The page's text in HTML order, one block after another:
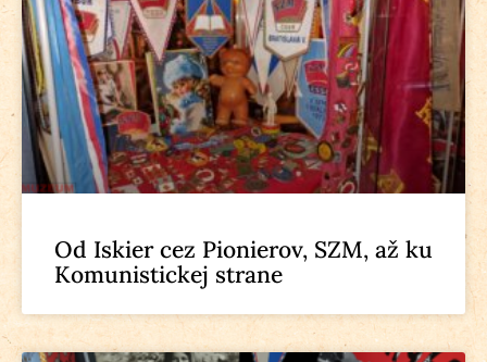
Od Iskier cez Pionierov, SZM, až ku
Komunistickej strane